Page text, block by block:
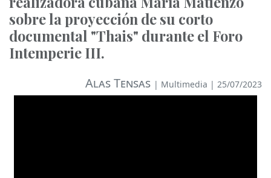
sobre la proyección de su corto
documental "Thais" durante el Foro
Intemperie III.
Alas Tensas | Multimedia | 25/07/2023